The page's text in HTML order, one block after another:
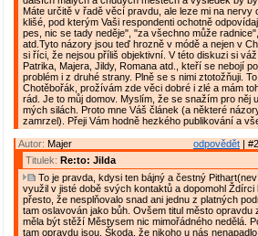
Máte určitě v řadě věcí pravdu, ale leze mi na nervy
klišé, pod kterým Vaši respondenti ochotně
pes, nic se tady neděje", "za všechno může
atd.Tyto názory jsou teď hrozně v módě a nejen v
si říci, že nejsou příliš objektivní. V této diskuzi si
Patrika, Majera, Jildy, Romana atd., kteří se nebojí
problém i z druhé strany. Plně se s nimi ztotožňuji.
Chotěbořák, prožívám zde věci dobré i zlé a mám
rád. Je to můj domov. Myslím, že se snažím pro něj
mých silách. Proto mne Váš článek (a některé
zamrzel). Přeji Vám hodně hezkého publikování a
odpovědět |
Autor: Majer
Titulek: Re:to: Jilda
To je pravda, kdysi ten bájný a čestný
využil v jisté době svých kontaktů a dopomohl Ždírci
přesto, že nesplňovalo snad ani jednu z platných
tam oslavován jako bůh. Ovšem titul město opravdu
měla být stěží Městysem nic mimořádného nedělá.
tam opravdu jsou. Škoda, že nikoho u nás